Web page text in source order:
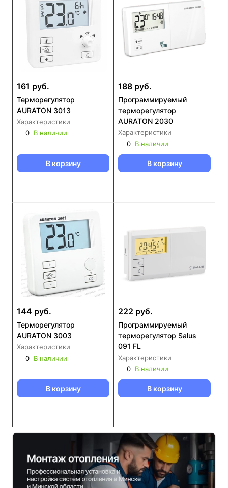
161 руб.
Терморегулятор
AURATON 3013
Характеристики
0 В наличии
В корзину
188 руб.
Программируемый
терморегулятор
AURATON 2030
Характеристики
0 В наличии
В корзину
144 руб.
Терморегулятор
AURATON 3003
Характеристики
0 В наличии
В корзину
222 руб.
Программируемый
терморегулятор Salus
091 FL
Характеристики
0 В наличии
В корзину